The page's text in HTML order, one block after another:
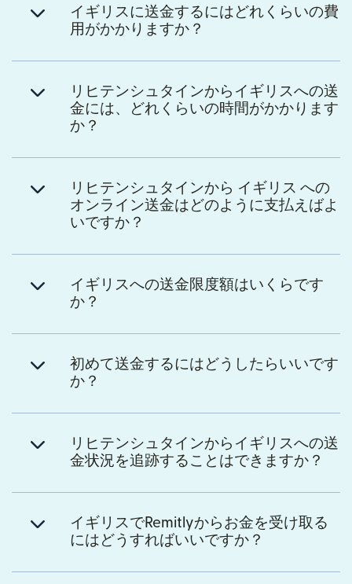
イギリスに送金するにはどれくらいの費
用がかかりますか？
リヒテンシュタインからイギリスへの送
金には、どれくらいの時間がかかります
か？
リヒテンシュタインから イギリス への
オンライン送金はどのように支払えばよ
いですか？
イギリスへの送金限度額はいくらです
か？
初めて送金するにはどうしたらいいです
か？
リヒテンシュタインからイギリスへの送
金状況を追跡することはできますか？
イギリスでRemitlyからお金を受け取る
にはどうすればいいですか？